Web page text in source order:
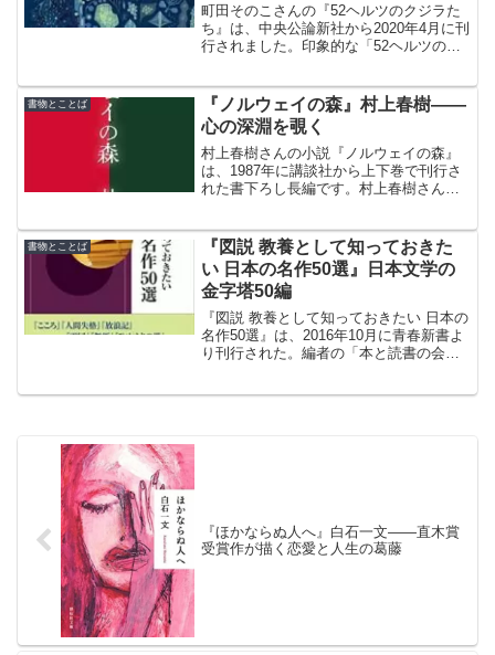
町田そのこさんの『52ヘルツのクジラた
ち』は、中央公論新社から2020年4月に刊
行されました。印象的な「52ヘルツの
っと真剣に考えるきっかけになりそうな
一冊です。
書物とことば
『ノルウェイの森』村上春樹――
心の深淵を覗く
村上春樹さんの小説『ノルウェイの森』
は、1987年に講談社から上下巻で刊行さ
れた書下ろし長編です。村上春樹さんが
なった短編小説についてなどをまとめま
した。
書物とことば
『図説 教養として知っておきた
い 日本の名作50選』日本文学の
金字塔50編
『図説 教養として知っておきたい 日本の
名作50選』は、2016年10月に青春新書よ
り刊行された。編者の「本と読書の会」
『ほかならぬ人へ』白石一文――直木賞
受賞作が描く恋愛と人生の葛藤